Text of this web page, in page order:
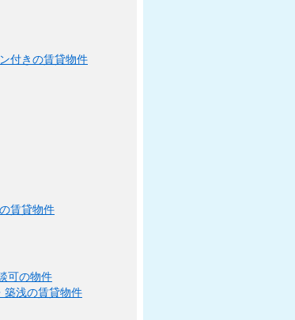
付きの賃貸物件
賃貸物件
可の物件
築浅の賃貸物件